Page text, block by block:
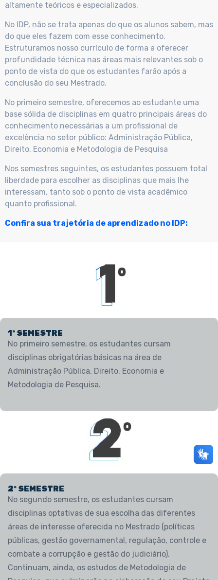
altamente teóricos e especializados.
No IDP, não se trata apenas do que os alunos sabem, mas
do que eles fazem com esse conhecimento.
Estruturamos nosso currículo de forma a oferecer
profundidade técnica nas áreas mais relevantes sob o
ponto de vista do que os estudantes farão após a
conclusão do seu Mestrado.
No primeiro semestre, oferecemos ao estudante uma
base sólida de disciplinas em quatro principais áreas do
conhecimento necessárias a um profissional de
excelência no setor público: Administração Pública,
Direito, Economia e Metodologia de Pesquisa
Nos semestres seguintes, os estudantes possuem total
liberdade para escolher as disciplinas que mais lhe
interessam, tanto sob o ponto de vista acadêmico
quanto profissional.
Confira sua trajetória de aprendizado no IDP:
1º SEMESTRE
No primeiro semestre, os estudantes cursam
disciplinas obrigatórias básicas na área de
Administração Pública, Direito, Economia e
Metodologia de Pesquisa.
2º SEMESTRE
No segundo semestre, os estudantes cursam
disciplinas optativas de sua escolha das diferentes
áreas de interesse oferecida no Mestrado (políticas
públicas, gestão governamental, regulação, controle e
combate a corrupção e gestão do judiciário).
Continuam, ainda, os estudos de Metodologia de